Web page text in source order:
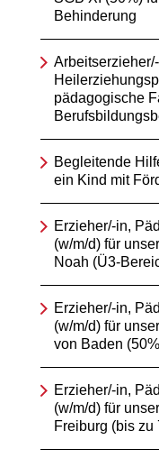
Behinderung
pädagogische
Begleitende
ein Kind mit
Erzieher/-in,
(w/m/d) für
Noah (Ü3-
Erzieher/-in,
(w/m/d) für
von Baden
Erzieher/-in,
(w/m/d) für
Freiburg (bis zu